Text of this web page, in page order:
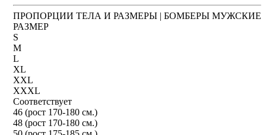
ПРОПОРЦИИ ТЕЛА И РАЗМЕРЫ | БОМБЕРЫ МУЖСКИЕ
РАЗМЕР
S
M
L
XL
XXL
XXXL
Соответствует
46 (рост 170-180 см.)
48 (рост 170-180 см.)